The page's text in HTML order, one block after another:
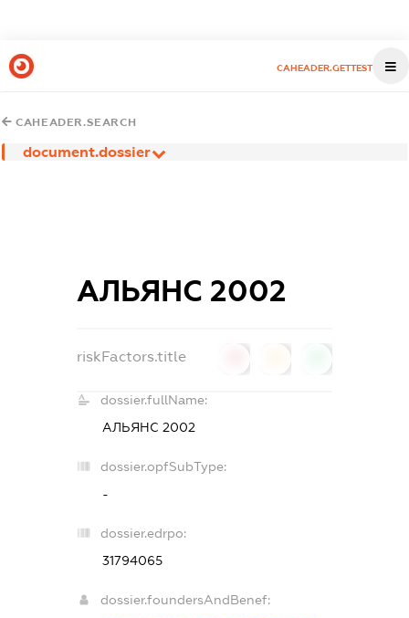
CAHEADER.GETTEST
CAHEADER.SEARCH
document.dossier
АЛЬЯНС 2002
riskFactors.title
dossier.fullName:
АЛЬЯНС 2002
dossier.opfSubType:
-
dossier.edrpo:
31794065
dossier.foundersAndBenef: